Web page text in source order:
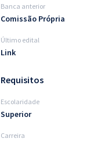
Banca anterior
Comissão Própria
Último edital
Link
Requisitos
Escolaridade
Superior
Carreira